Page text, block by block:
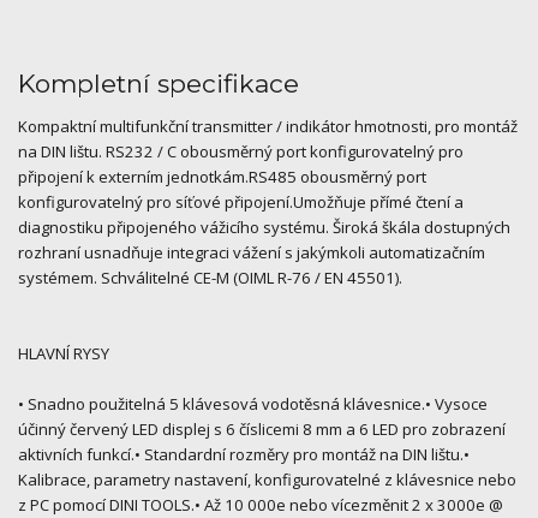
Kompletní specifikace
Kompaktní multifunkční transmitter / indikátor hmotnosti, pro montáž
na DIN lištu. RS232 / C obousměrný port konfigurovatelný pro
připojení k externím jednotkám.RS485 obousměrný port
konfigurovatelný pro síťové připojení.Umožňuje přímé čtení a
diagnostiku připojeného vážicího systému. Široká škála dostupných
rozhraní usnadňuje integraci vážení s jakýmkoli automatizačním
systémem. Schválitelné CE-M (OIML R-76 / EN 45501).
HLAVNÍ RYSY
• Snadno použitelná 5 klávesová vodotěsná klávesnice.• Vysoce
účinný červený LED displej s 6 číslicemi 8 mm a 6 LED pro zobrazení
aktivních funkcí.• Standardní rozměry pro montáž na DIN lištu.•
Kalibrace, parametry nastavení, konfigurovatelné z klávesnice nebo
z PC pomocí DINI TOOLS.• Až 10 000e nebo vícezměnit 2 x 3000e @